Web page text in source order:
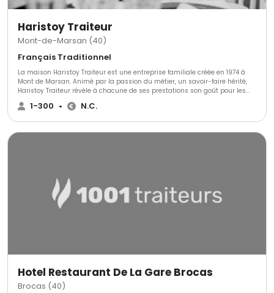
Haristoy Traiteur
Mont-de-Marsan (40)
Français Traditionnel
La maison Haristoy Traiteur est une entreprise familiale créée en 1974 à
Mont de Marsan. Animé par la passion du métier, un savoir-faire hérité,
Haristoy Traiteur révèle à chacune de ses prestations son goût pour les
bonnes choses et son envie de les faire partager avec professionnalisme
et générosité.
1-300 • N.C.
Hotel Restaurant De La Gare Brocas
Brocas (40)